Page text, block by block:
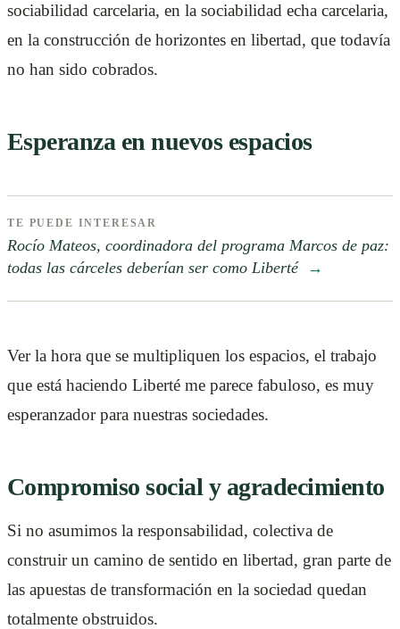
sociabilidad carcelaria, en la sociabilidad echa carcelaria,
en la construcción de horizontes en libertad, que todavía
no han sido cobrados.
Esperanza en nuevos espacios
TE PUEDE INTERESAR
Rocío Mateos, coordinadora del programa Marcos de paz:
todas las cárceles deberían ser como Liberté →
Ver la hora que se multipliquen los espacios, el trabajo
que está haciendo Liberté me parece fabuloso, es muy
esperanzador para nuestras sociedades.
Compromiso social y agradecimiento
Si no asumimos la responsabilidad, colectiva de
construir un camino de sentido en libertad, gran parte de
las apuestas de transformación en la sociedad quedan
totalmente obstruidos.